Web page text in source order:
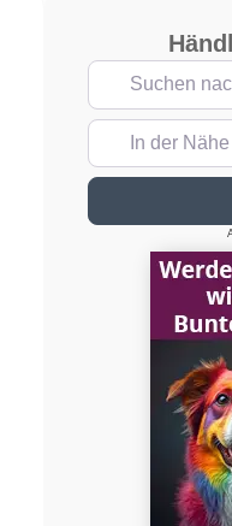
Suchen nach
In der Nähe von